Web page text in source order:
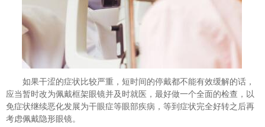
如果干涩的症状比较严重，短时间的停戴都不能有效缓解的话，
应当暂时改为佩戴框架眼镜并及时就医，最好做一个全面的检查，以
免症状继续恶化发展为干眼症等眼部疾病，等到症状完全好转之后再
考虑佩戴隐形眼镜。